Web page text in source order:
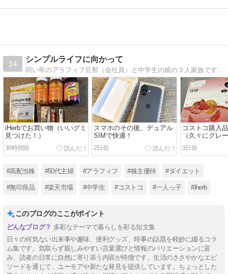
14
シンプルライフに向かって
同い年のアラフィフ旦那（会社員）と中学生の娘の３人家族です。 長年勤めたパートを辞めて、これからの生き方などシンプルライフに向かって試行錯誤していく模様を書き記しています。 アイコンは娘が書いてくれました＾＾
iHerbでお買い物（いいグミ
見つけた！）
30時間前
スマホのその後。デュアル
SIMで快適！
2日前
コストコ購入
（久々にグレ
ツ）
3日前
#高配当株 #50代主婦 #アラフィフ #株主優待 #ダイエット
#無印良品 #楽天市場 #中学生 #コストコ #一人っ子 #iherb
このブログのここがポイント
多彩なテーマで暮らしを彩る短文集
日々の何気ない出来事や趣味、便利グッズ、時事の話題を軽妙に綴るコラ
ム集です。気取らず親しみやすい言葉選びと情報のバリエーションに富
み、読者の日常に自然に寄り添う内容が特徴です。生活のささやかなエピ
ソードを通じて、ユーモアや新たな発見を提供しています。ちょっとした